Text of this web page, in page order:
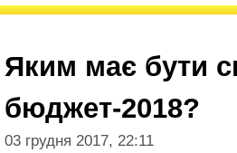
Яким має бути
бюджет-2018?
03 грудня 2017, 22:11